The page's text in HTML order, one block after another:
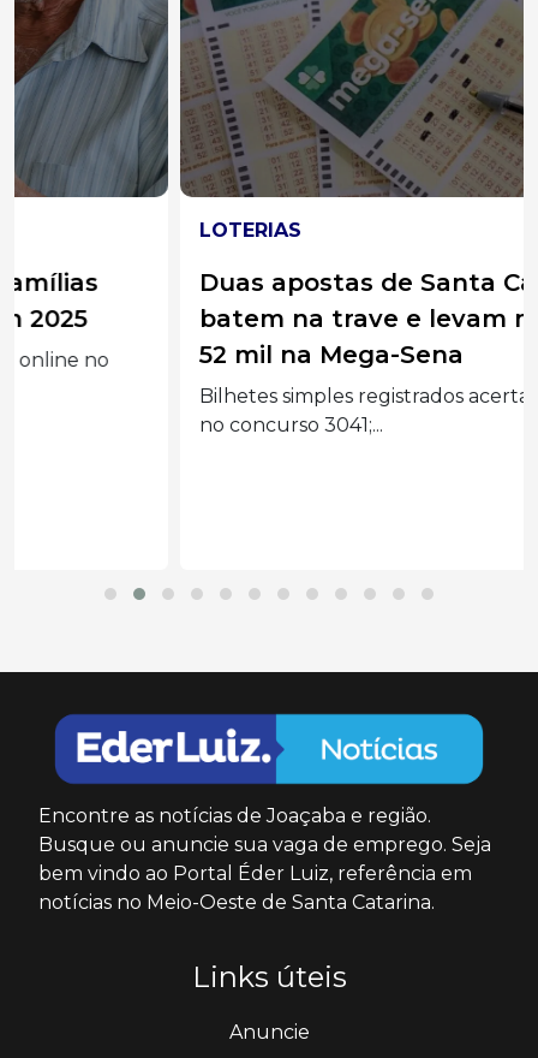
Duas apostas de Santa Catarina
batem na trave e levam mais de R$
52 mil na Mega-Sena
Bilhetes simples registrados acertaram a quina
no concurso 3041;...
Encontre as notícias de Joaçaba e região.
Busque ou anuncie sua vaga de emprego. Seja
bem vindo ao Portal Éder Luiz, referência em
notícias no Meio-Oeste de Santa Catarina.
Links úteis
Anuncie